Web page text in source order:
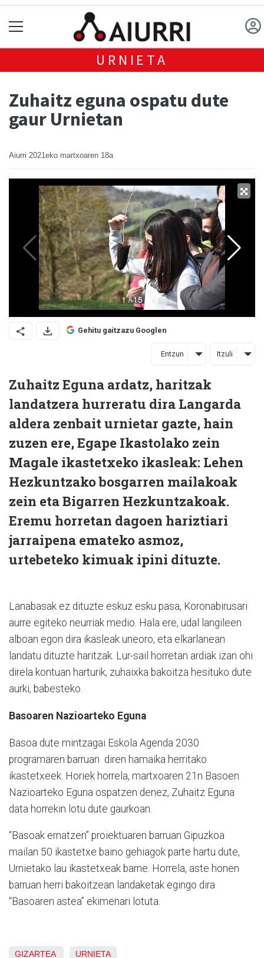
URNIETA
Zuhaitz eguna ospatu dute
gaur Urnietan
Aiurri 2021eko martxoaren 18a
Gehitu gaitzazu Googlen
Entzun Itzuli
Zuhaitz Eguna ardatz, haritzak
landatzera hurreratu dira Langarda
aldera zenbait urnietar gazte, hain
zuzen ere, Egape Ikastolako zein
Magale ikastetxeko ikasleak: Lehen
Hezkuntzako bosgarren mailakoak
zein eta Bigarren Hezkuntzakoak.
Eremu horretan dagoen hariztiari
jarraipena emateko asmoz,
urtebeteko kimuak ipini dituzte.
Lanabasak ez dituzte eskuz esku pasa, Koronabirusari
aurre egiteko neurriak medio. Hala ere, udal langileen
alboan egon dira ikasleak uneoro, eta elkarlanean
landatu dituzte haritzak. Lur-sail horretan ardiak izan ohi
direla kontuan harturik, zuhaixka bakoitza hesituko dute
aurki, babesteko.
Basoaren Nazioarteko Eguna
Basoa dute mintzagai Eskola Agenda 2030
programaren barruan diren hamaika herritako
ikastetxeek. Horiek horrela, martxoaren 21n Basoen
Nazioarteko Eguna ospatzen denez, Zuhaitz Eguna
data horrekin lotu dute gaurkoan.
“Basoak ernatzen” proiektuaren barruan Gipuzkoa
mailan 50 ikastetxe baino gehiagok parte hartu dute,
Urnietako lau ikastetxeak barne. Horrela, aste honen
barruan herri bakoitzean landaketak egingo dira
“Basoaren astea” ekimenari lotuta.
GIZARTEA URNIETA